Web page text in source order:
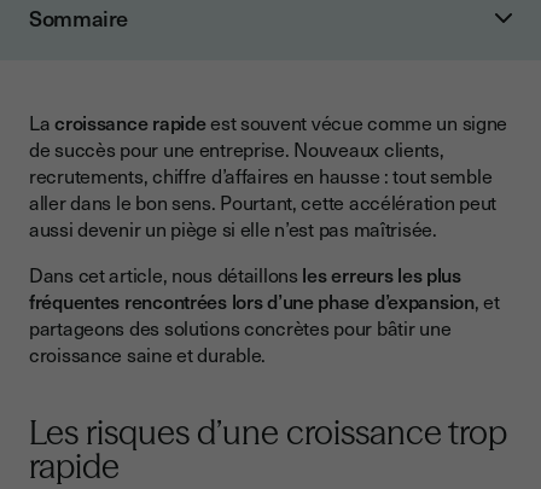
Sommaire
Un manque d’organisation
Une surcharge de travail pour les salariés
Les erreurs courantes des entrepreneurs
Recruter trop vite ou mal
Négliger certaines démarches administratives
Les bons réflexes pour une croissance maîtrisée
Structurer son organisation dès le départ
Lacroissance rapideest souvent vécue comme un signe
de succès pour une entreprise. Nouveaux clients,
recrutements, chiffre d’affaires en hausse : tout semble
aller dans le bon sens. Pourtant, cette accélération peut
aussi devenir un piège si elle n’est pas maîtrisée.
Dans cet article, nous détaillons les erreurs les plus
fréquentes rencontrées lors d’une phase d’expansion, et
partageons des solutions concrètes pour bâtir une
croissance saine et durable.
Les risques d’une croissance trop
rapide